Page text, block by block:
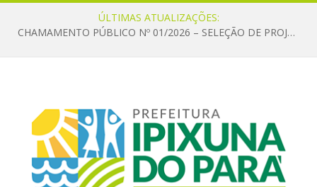
ÚLTIMAS ATUALIZAÇÕES:
CHAMAMENTO PÚBLICO Nº 01/2026 – SELEÇÃO DE PROJETOS PARA FIRMAR TERMO DE EXECUÇÃO CULTURAL COM RECURSOS DA POLÍTICA NACIONAL ALDIR BLANC DE FOMENTO À CULTURA – PNAB (LEI Nº 14.399/2022)